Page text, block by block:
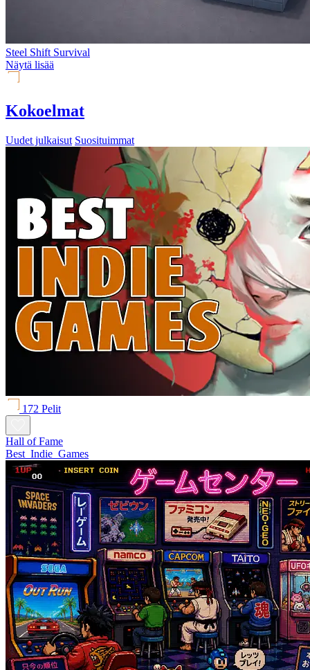
Steel Shift Survival
Näytä lisää
Kokoelmat
Uudet julkaisut Suosituimmat
172 Pelit
Hall of Fame
Best_Indie_Games